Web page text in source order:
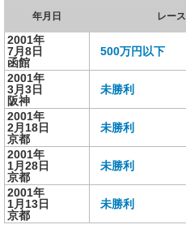
年月日 レース
2001年
7月8日
函館
500万円以下
2001年
3月3日
阪神
未勝利
2001年
2月18日
京都
未勝利
2001年
1月28日
京都
未勝利
2001年
1月13日
京都
未勝利